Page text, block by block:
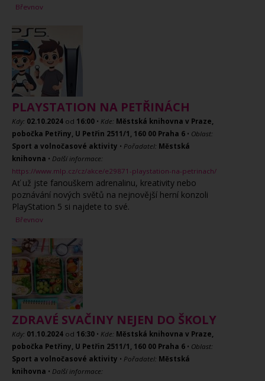
Břevnov
PLAYSTATION NA PETŘINÁCH
Kdy: 02.10.2024 od 16:00 • Kde: Městská knihovna v Praze,
pobočka Petřiny, U Petřin 2511/1, 160 00 Praha 6 • Oblast:
Sport a volnočasové aktivity • Pořadatel: Městská
knihovna • Další informace:
https://www.mlp.cz/cz/akce/e29871-playstation-na-petrinach/
Ať už jste fanouškem adrenalinu, kreativity nebo
poznávání nových světů na nejnovější herní konzoli
PlayStation 5 si najdete to své.
Břevnov
ZDRAVÉ SVAČINY NEJEN DO ŠKOLY
Kdy: 01.10.2024 od 16:30 • Kde: Městská knihovna v Praze,
pobočka Petřiny, U Petřin 2511/1, 160 00 Praha 6 • Oblast:
Sport a volnočasové aktivity • Pořadatel: Městská
knihovna • Další informace: